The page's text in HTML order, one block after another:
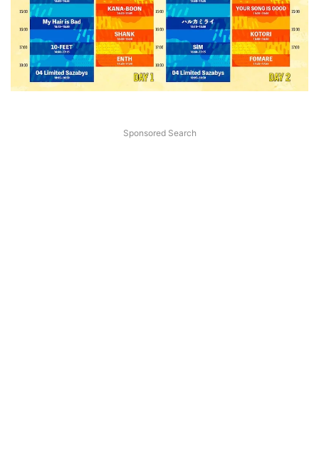
Sponsored Search